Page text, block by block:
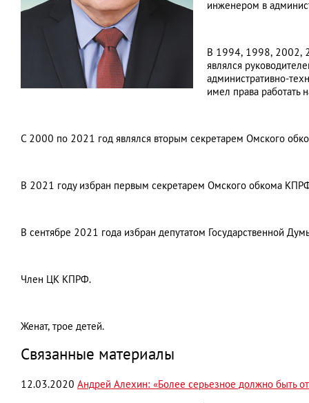
инженером в
В 1994, 1998, 2002,
являлся
административно-
имел права работать
С 2000 по 2021 год являлся вторым секретарем Омского
В 2021 году избран первым секретарем Омского обкома
В сентябре 2021 года избран депутатом Государственной
Член ЦК КПРФ.
Женат, трое детей.
Связанные материалы
12.03.2020 Андрей Алехин: «Более серьезное должно быть